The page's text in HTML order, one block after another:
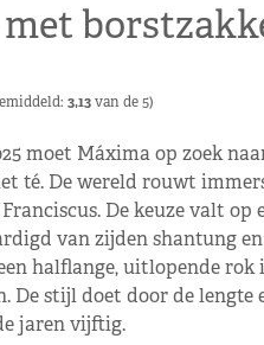
3,13van de 5)
moet Máxima op zoek
té. De wereld rouwt
De keuze valt op
van zijden shantung
halflange, uitlopende rok
De stijl doet door de lengte
jaren vijftig.